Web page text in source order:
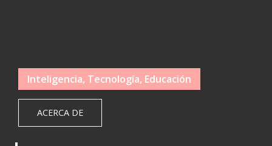
Inteligencia, Tecnología, Educación
ACERCA DE